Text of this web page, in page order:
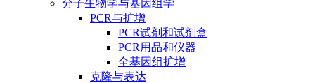
分子生物学与基因组学
PCR与扩增
PCR试剂和试剂盒
PCR用品和仪器
全基因组扩增
克隆与表达